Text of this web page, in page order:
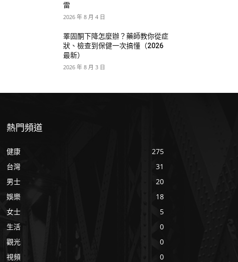
雷
2026 年 8 月 4 日
睪固酮下降怎麼辦？藥師教你從症
狀、檢查到保健一次搞懂（2026
最新）
2026 年 8 月 3 日
熱門頻道
健康
275
台灣
31
男士
20
娛樂
18
女士
5
生活
0
觀光
0
視頻
0